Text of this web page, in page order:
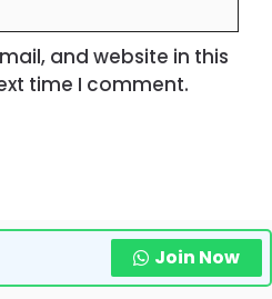
and website in this
time I comment.
Join Now